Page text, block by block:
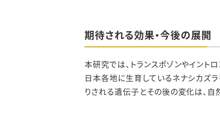
期待される効果・今後の展開
本研究では、トランスポゾンやイン
日本各地に生育しているネナシカズ
りされる遺伝子とその後の変化は、